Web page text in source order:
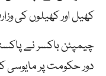
کھیل اور کھیلوں کی
چیمپئن باکسر نے
دور حکومت پر مایوسی